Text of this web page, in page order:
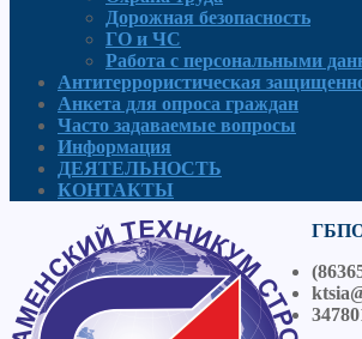
Дорожная безопасность
ГО и ЧС
Работа с персональными
Антитеррористическая
Анкета для опроса граждан
Часто задаваемые вопросы
Информация
ДЕЯТЕЛЬНОСТЬ
КОНТАКТЫ